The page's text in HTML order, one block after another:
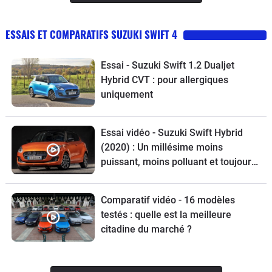
ESSAIS ET COMPARATIFS SUZUKI SWIFT 4
Essai - Suzuki Swift 1.2 Dualjet
Hybrid CVT : pour allergiques
uniquement
Essai vidéo - Suzuki Swift Hybrid
(2020) : Un millésime moins
puissant, moins polluant et toujours
Comparatif vidéo - 16 modèles
testés : quelle est la meilleure
citadine du marché ?